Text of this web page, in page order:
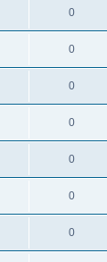
0
0
0
0
0
0
0